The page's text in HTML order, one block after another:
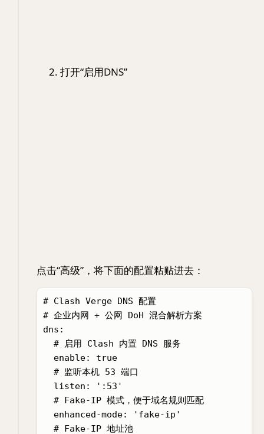
打开“启用DNS”
点击“高级”，将下面的配置粘贴进去：
# Clash Verge DNS 配置
# 企业内网 + 公网 DoH 混合解析方案
dns: